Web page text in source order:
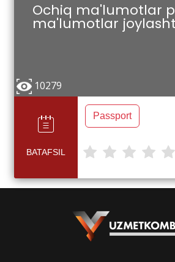
Ochiq ma'lumotlar
ma'lumotlar
10279
BATAFSIL
Passport